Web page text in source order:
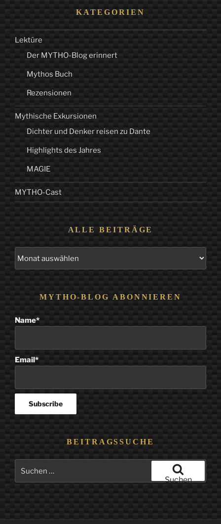
KATEGORIEN
Lektüre
Der MYTHO-Blog erinnert
Mythos Buch
Rezensionen
Mythische Exkursionen
Dichter und Denker reisen zu Dante
Highlights des Jahres
MAGIE
MYTHO-Cast
ALLE BEITRÄGE
MYTHO-BLOG ABONNIEREN
Name*
Email*
BEITRAGSSUCHE
nach:
Suchen